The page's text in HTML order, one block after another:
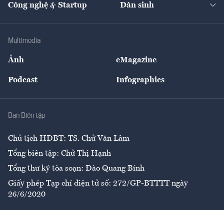
Tư vấn Nông sản
Giải trí
Công nghệ & Startup Dân sinh
Multimedia
Ảnh eMagazine
Podcast Infographics
Ban Biên tập
Chủ tịch HĐBT: TS. Chử Văn Lâm
Tổng biên tập: Chử Thị Hạnh
Tổng thư ký tòa soạn: Đào Quang Bính
Giấy phép Tạp chí điện tử số: 272/GP-BTTTT ngày
26/6/2020